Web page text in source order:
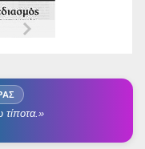
τίποτα.»